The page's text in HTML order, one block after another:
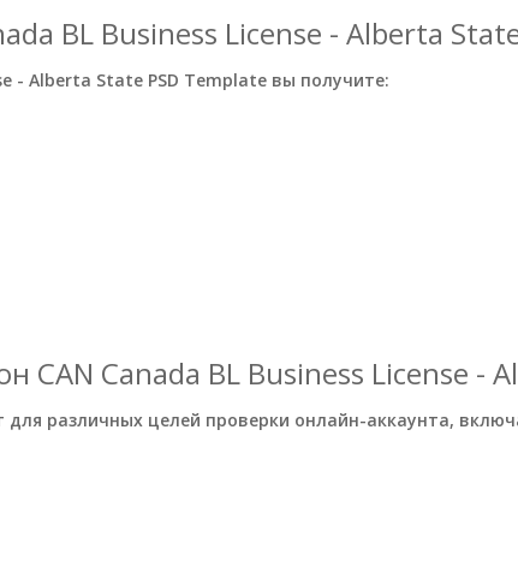
BL Business License - Alberta
- Alberta State PSD Template вы получите:
CAN Canada BL Business License -
различных целей проверки онлайн-аккаунта,